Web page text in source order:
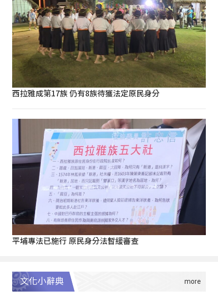
西拉雅成第17族 仍有8族待獲法定原民身分
平埔專法已施行 原民身分法暫緩審查
文化小辭典